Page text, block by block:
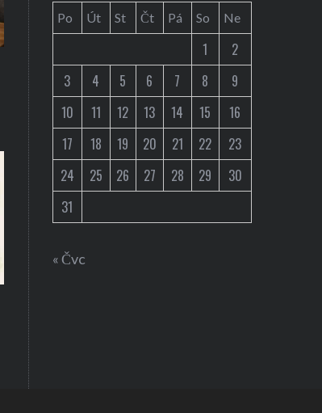
Představení
Musk ohlásil už
Po Út St Čt Pá So Ne
1
2
3
4 5 6 7 8
9
10
11 12 13 14 15
16
17
18 19 20 21 22
23
24
25 26 27 28 29
30
31
« Čvc